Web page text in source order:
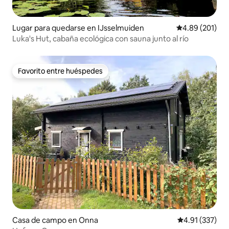
Lugar para quedarse en IJsselmuiden Calificación
4.89 (201)
Luka's Hut, cabaña ecológica con sauna junto al río
Favorito entre huéspedes
Favorito entre huéspedes
Casa de campo en Onna Calificación
4.91 (337)